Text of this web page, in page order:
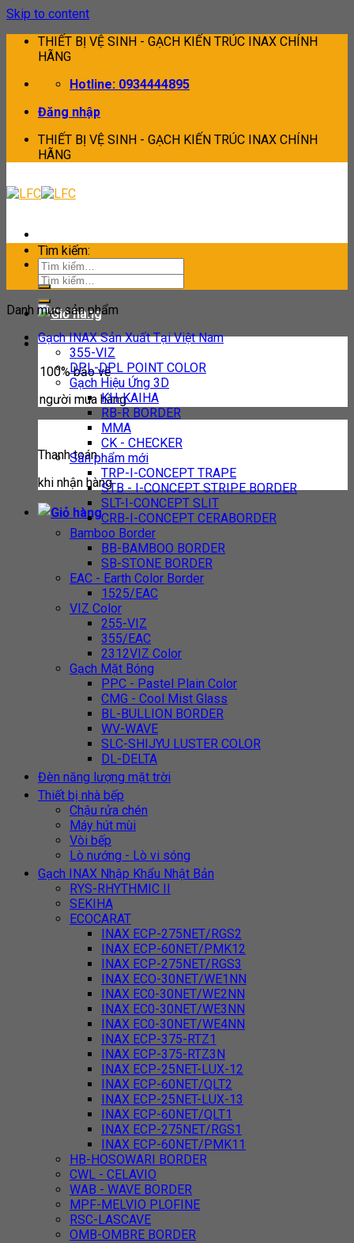
Skip to content
THIẾT BỊ VỆ SINH - GẠCH KIẾN TRÚC INAX CHÍNH
HÃNG
Hotline: 0934444895
Đăng nhập
THIẾT BỊ VỆ SINH - GẠCH KIẾN TRÚC INAX CHÍNH
HÃNG
Tìm kiếm:
100% bảo vệ
người mua hàng
Thanh toán
khi nhận hàng
Tìm kiếm:
Danh mục sản phẩm
Gạch INAX Sản Xuất Tại Việt Nam
355-VIZ
DPL-DPL POINT COLOR
Gạch Hiệu Ứng 3D
KH-KAIHA
RB-R BORDER
MMA
CK - CHECKER
Sản phẩm mới
TRP-I-CONCEPT TRAPE
STB - I-CONCEPT STRIPE BORDER
SLT-I-CONCEPT SLIT
CRB-I-CONCEPT CERABORDER
Bamboo Border
BB-BAMBOO BORDER
SB-STONE BORDER
EAC - Earth Color Border
1525/EAC
VIZ Color
255-VIZ
355/EAC
2312VIZ Color
Gạch Mặt Bóng
PPC - Pastel Plain Color
CMG - Cool Mist Glass
BL-BULLION BORDER
WV-WAVE
SLC-SHIJYU LUSTER COLOR
DL-DELTA
Đèn năng lượng mặt trời
Thiết bị nhà bếp
Chậu rửa chén
Máy hút mùi
Vòi bếp
Lò nướng - Lò vi sóng
Gạch INAX Nhập Khẩu Nhật Bản
RYS-RHYTHMIC II
SEKIHA
ECOCARAT
INAX ECP-275NET/RGS2
INAX ECP-60NET/PMK12
INAX ECP-275NET/RGS3
INAX ECO-30NET/WE1NN
INAX EC0-30NET/WE2NN
INAX EC0-30NET/WE3NN
INAX EC0-30NET/WE4NN
INAX ECP-375-RTZ1
INAX ECP-375-RTZ3N
INAX ECP-25NET-LUX-12
INAX ECP-60NET/QLT2
INAX ECP-25NET-LUX-13
INAX ECP-60NET/QLT1
INAX ECP-275NET/RGS1
INAX ECP-60NET/PMK11
HB-HOSOWARI BORDER
CWL - CELAVIO
WAB - WAVE BORDER
MPF-MELVIO PLOFINE
RSC-LASCAVE
OMB-OMBRE BORDER